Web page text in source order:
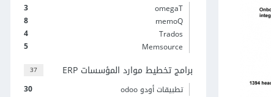
3
omegaT
8
memoQ
4
Trados
5
Memsource
37 برامج تخطيط موارد المؤسسات ERP
30 تطبيقات أودو odoo